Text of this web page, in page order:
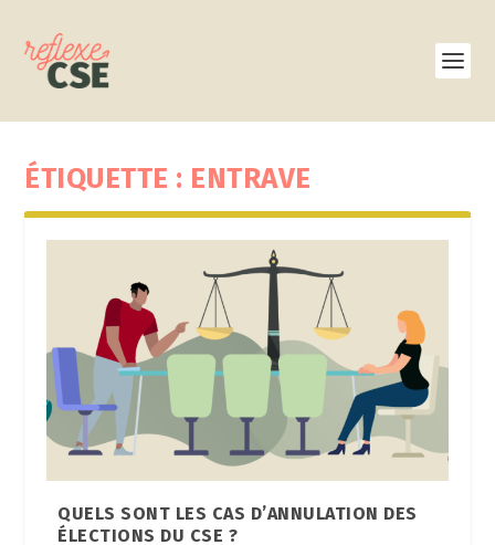
ÉTIQUETTE : ENTRAVE
QUELS SONT LES CAS D’ANNULATION DES
ÉLECTIONS DU CSE ?